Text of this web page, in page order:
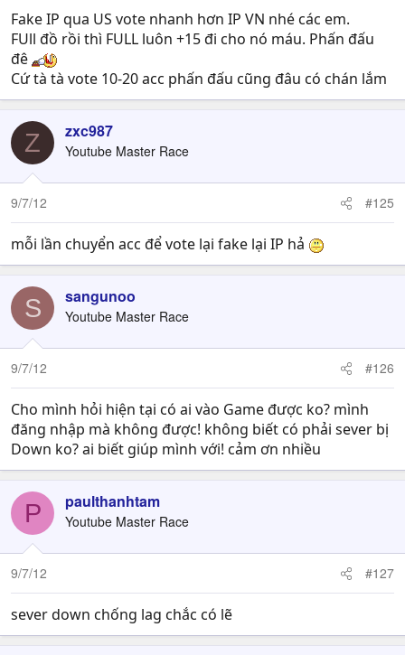
Fake IP qua US vote nhanh hơn IP VN nhé các em.
FUll đồ rồi thì FULL luôn +15 đi cho nó máu. Phấn đấu
đê
Cứ tà tà vote 10-20 acc phấn đấu cũng đâu có chán lắm
Z zxc987
Youtube Master Race
9/7/12 #125
mỗi lần chuyển acc để vote lại fake lại IP hả
S sangunoo
Youtube Master Race
9/7/12 #126
Cho mình hỏi hiện tại có ai vào Game được ko? mình
đăng nhập mà không được! không biết có phải sever bị
Down ko? ai biết giúp mình với! cảm ơn nhiều
P paulthanhtam
Youtube Master Race
9/7/12 #127
sever down chống lag chắc có lẽ